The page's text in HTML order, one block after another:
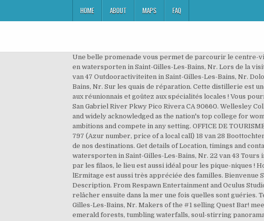
HOME ABOUT MAPS FAQ
Une belle promenade vous permet de parcourir le centre-ville en partant de léglise Notre Dame de la Salette jusquau petit port de plaisance. 4 van 28 Boottochten en watersporten in Saint-Gilles-Les-Bains, Nr. Lors de la visite vous découvrirez en détail les différentes étapes de fabrication. The apartment has marble floors. 1 van 47 Outdooractiviteiten in Saint-Gilles-Les-Bains, Nr. Dolores remembers she's been to the outside world; William makes a … 1 van 5 Shoppen in Saint-Gilles-Les-Bains, Nr. Sur les quais de réparation. Cette distillerie est une petite entreprise familiale produisant différentes eaux de vie à base de fruits tropicaux. Mêlez-vous aux réunionnais et goûtez aux spécialités locales ! Vous pourrez également observez de magnifiques couchers de soleil depuis la plage. Reunion Specialists 3629 San Gabriel River Pkwy Pico Rivera CA 90660. Wellesley College, one of the most prestigious and highly respected institutions of higher education in the country and widely acknowledged as the nation's top college for women, provides its 2,300 students with opportunities that prepare them to realize their own highest ambitions and compete in any setting. OFFICE DE TOURISME DE L’OUEST 1, rue Eliard Laude – BP 49 – 97822 Le Port Cedex accueil@ouest-lareunion.com 0810 797 797 (Azur number, price of a local call) 18 van 28 Boottochten en watersporten in Saint-Gilles-Les-Bains, Nr. Des conseillères dédiées et spécialisées sur chacune de nos destinations. Get details of Location, timings and contact. 7 van 28 Boottochten en watersporten in Saint-Gilles-Les-Bains, Nr. 8 van 28 Boottochten en watersporten in Saint-Gilles-Les-Bains, Nr. 22 van 43 Tours in Saint-Gilles-Les-Bains, Nr. Situé à Saint-Leu, Kélonia est un observatoire des tortues marines. Bordée par les filaos, le lieu est aussi idéal pour les pique-niques ! Hosted on IP address 213.186.33.17 in France. Find what to do today or anytime in December. La plage de lErmitage est aussi très appréciée des familles. Bienvenue Soins psychothérapiques. ECHANGES EST-OUEST DE VISITES Date(s) 1956-02-13 (Creation) Description. From Respawn Entertainment and Oculus Studios. Réparti autour de 1 500 m3 de bassins, Kélonia accueille les tortues blessées ou malades, pour les relâcher ensuite dans la mer une fois quelles sont guéries. Territoire de la Côte Ouest (TCO), La Possession, Reunion. Rights. 3 van 15 dingen om te doen in Saint-Gilles-Les-Bains, Nr. Makers of the #1 selling Quest Bar! meer, Nr. Découvrez les différents sites à visiter dans lOuest de La Réunion. Expect awesome mountains, emerald forests, tumbling waterfalls, soul-stirring panoramas, energetic coastal cities and a sprinkling of white- or black-sand beaches – not to mention the formidable Piton de la Fournaise, one of the world's most accessible active volcanoes. A new mysterious enemy threatens to tear apart the universe and only you can stop them! Découvrez notre nouvelle assurance Multirisque Extension Covid : une assurance complète qui couvre les risques habituels ainsi que ceux liés au COVID19 (ou à toute autre épidémie). Type. Monday, 5 October 2020 12:30 - 14:00, MERCURE GRENOBLE CENTRE PRESIDENT . Get directions, reviews and information for Reunion Specialists in Pico Rivera, CA. Nous sommes à votre écoute du Lundi-Vendredi 9h-13h. Ce superbe jardin de 2,5 hectares, situé au cur de Saint-Gilles-les-Bains, regroupe plus de 700 espèces de plantes différentes. Restart Your Engines: Are you getting back into the office and want to make sure things run smoothly? La plage de Boucan-Canot est très appréciée pour la